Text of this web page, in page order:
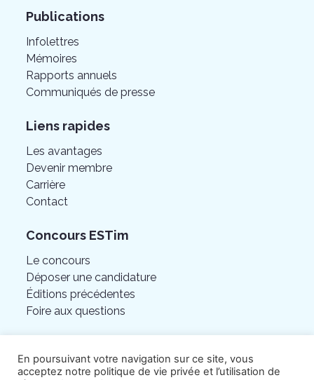
Publications
Infolettres
Mémoires
Rapports annuels
Communiqués de presse
Liens rapides
Les avantages
Devenir membre
Carrière
Contact
Concours ESTim
Le concours
Déposer une candidature
Éditions précédentes
Foire aux questions
En poursuivant votre navigation sur ce site, vous
acceptez notre politique de vie privée et l’utilisation de